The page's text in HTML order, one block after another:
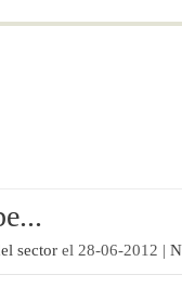
sector el 28-06-2012 |